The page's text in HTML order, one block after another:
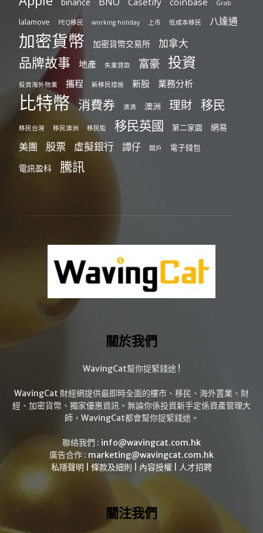
binance Grab
lalamove PEQ移民 working holiday 上市 低成本移民 八達通
加密貨幣 加密貨幣交易所 加拿大
品牌故事 地產 失業貸款 富豪 投資
投資海外物業 攜程 新移民措施 新股 業務分析
比特幣 消費券 滴滴 澳洲 理財 移民
移民台灣 移民澳洲 移民監 移民英國 第二家園 網易
美團 股票 虛擬銀行 譚仔 開戶 電子錢包
電訊盈科 騰訊
關於我們
WavingCat幫你捉緊錢途 !
WavingCat 財經網提供最即時全面的樓市、移民、海外置業、財
經、加密貨幣、獨家優惠資訊。無論你係投資新手定係資產管理大
師，WavingCat都會幫你捉緊錢途。
聯絡我們 : info@wavingcat.com.hk
廣告合作 : marketing@wavingcat.com.hk
私隱聲明
條款及細則 內容授權 人才招聘
關注我們